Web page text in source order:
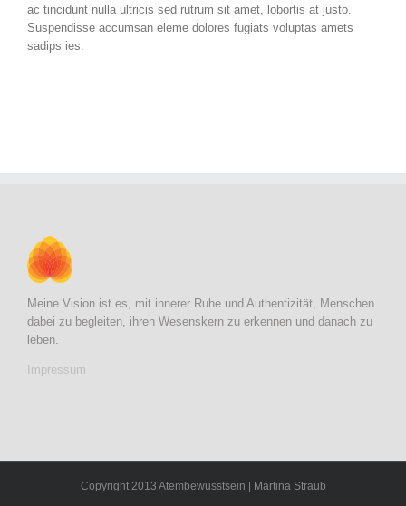
ac tincidunt nulla ultricis sed rutrum sit amet, lobortis at justo.
Suspendisse accumsan eleme dolores fugiats voluptas amets
sadips ies.
Meine Vision ist es, mit innerer Ruhe und Authentizität, Menschen
dabei zu begleiten, ihren Wesenskern zu erkennen und danach zu
leben.
Impressum
Copyright 2013 Atembewusstsein | Martina Straub